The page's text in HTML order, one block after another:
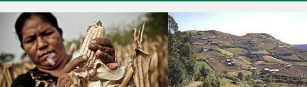
Previous